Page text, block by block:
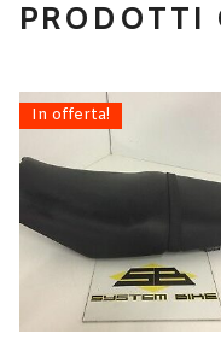
PRODOTTI
In offerta!